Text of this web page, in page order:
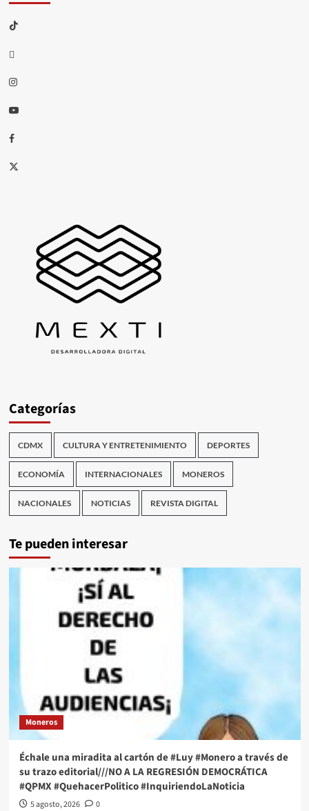
TikTok
threads
Instagram
Youtube
Facebook
X
Categorías
CDMX CULTURA Y ENTRETENIMIENTO DEPORTES
ECONOMÍA INTERNACIONALES MONEROS
NACIONALES NOTICIAS REVISTA DIGITAL
Te pueden interesar
Moneros
Échale una miradita al cartón de #Luy #Monero a través de
su trazo editorial///NO A LA REGRESIÓN DEMOCRÁTICA
#QPMX #QuehacerPolitico #InquiriendoLaNoticia
5 agosto, 2026 0